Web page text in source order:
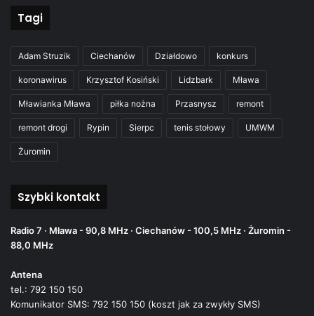
Tagi
Adam Struzik Ciechanów Działdowo konkurs
koronawirus Krzysztof Kosiński Lidzbark Mława
Mławianka Mława piłka nożna Przasnysz remont
remont drogi Rypin Sierpc tenis stołowy UMWM
Żuromin
Szybki kontakt
Radio 7 · Mława - 90,8 MHz · Ciechanów - 100,5 MHz · Żuromin -
88,0 MHz
Antena
tel.: 792 150 150
Komunikator SMS: 792 150 150 (koszt jak za zwykły SMS)